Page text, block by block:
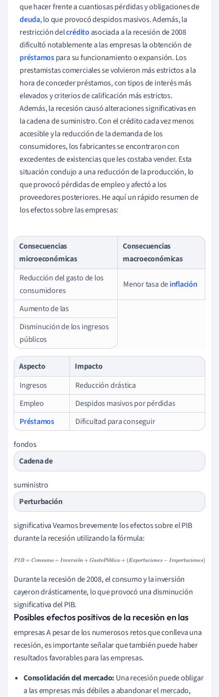
que hacer frente a cuantiosas pérdidas y obligaciones de
deuda, lo que provocó despidos masivos. Además, la
restricción delcrédito asociada a la recesión de 2008
dificultó notablemente a las empresas la obtención de
préstamospara su funcionamiento o expansión. Los
prestamistas comerciales se volvieron más estrictos a la
hora de conceder préstamos, con tipos de interés más
elevados y criterios de calificación más estrictos.
Además, la recesión causó alteraciones significativas en
la cadena de suministro. Con el crédito cada vez menos
accesible y la reducción de la demanda de los
consumidores, los fabricantes se encontraron con
excedentes de existencias que les costaba vender. Esta
situación condujo a una reducción de la producción, lo
que provocó pérdidas de empleo y afectó a los
proveedores posteriores. He aquí un rápido resumen de
los efectos sobre las empresas:
Consecuencias
microeconómicas
Consecuencias
macroeconómicas
Reducción del gasto de los
consumidores
Menor tasa deinflación
Aumento de las
Disminución de los ingresos
públicos
Aspecto
Impacto
Ingresos
Reducción drástica
Empleo
Despidos masivos por pérdidas
Préstamos
Dificultad para conseguir
fondos
Cadena de
suministro
Perturbación
significativa Veamos brevemente los efectos sobre el PIB
durante la recesión utilizando la fórmula:
ó ú
PIB=Consumo+Inversión+GastoPúblico+
Durante la recesión de 2008, el consumo y la inversión
cayeron drásticamente, lo que provocó una disminución
significativa del PIB.
Posibles efectos positivos de la recesión en las
empresas A pesar de los numerosos retos que conlleva una
recesión, es importante señalar que también puede haber
resultados favorables para las empresas.
Consolidación del mercado: Una recesión puede obligar
a las empresas más débiles a abandonar el mercado,